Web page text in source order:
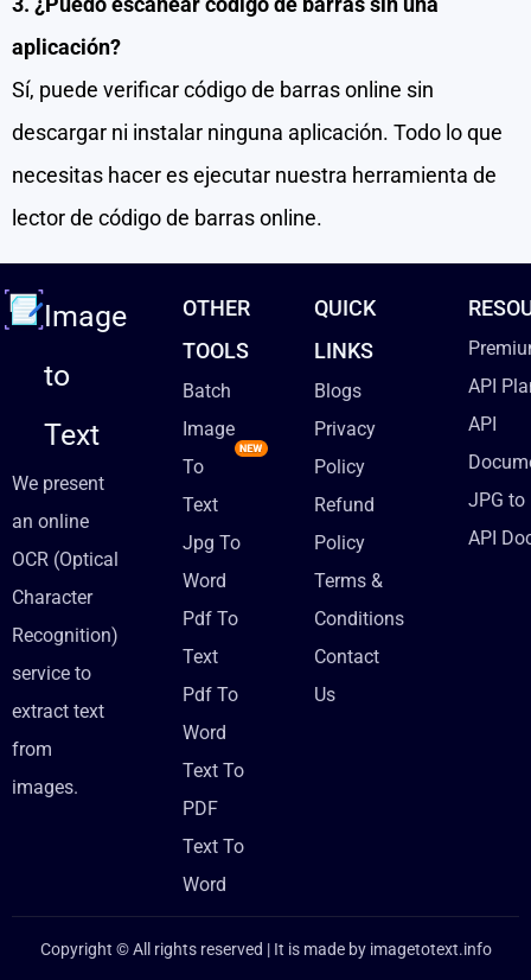
aplicación?
Sí, puede verificar código de barras online sin
descargar ni instalar ninguna aplicación. Todo lo que
necesitas hacer es ejecutar nuestra herramienta de
lector de código de barras online.
Image
to
Text
We present
an online
OCR (Optical
Character
Recognition)
service to
extract text
from
images.
OTHER
TOOLS
Batch
Image
To
Text
Jpg To
Word
Pdf To
Text
Pdf To
Word
Text To
PDF
Text To
Word
QUICK
LINKS
Blogs
Privacy
Policy
Refund
Policy
Terms &
Conditions
Contact
Us
API
API
JPG to
API
Copyright © All rights reserved | It is made by imagetotext.info